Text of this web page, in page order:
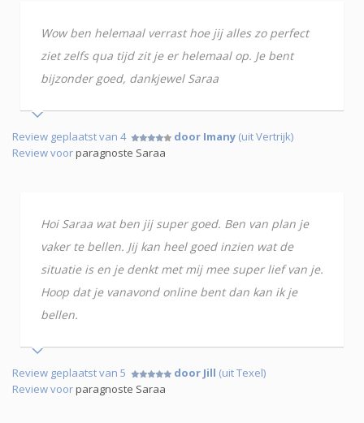
Wow ben helemaal verrast hoe jij alles zo perfect
ziet zelfs qua tijd zit je er helemaal op. Je bent
bijzonder goed, dankjewel Saraa
Review geplaatst van 4 door Imany (uit Vertrijk)
Review voorparagnoste Saraa
Hoi Saraa wat ben jij super goed. Ben van plan je
vaker te bellen. Jij kan heel goed inzien wat de
situatie is en je denkt met mij mee super lief van je.
Hoop dat je vanavond online bent dan kan ik je
bellen.
Review geplaatst van 5 door Jill (uit Texel)
Review voorparagnoste Saraa